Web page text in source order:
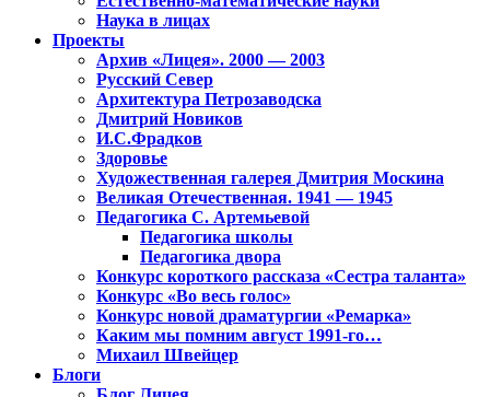
Наука в лицах
Проекты
Архив «Лицея». 2000 — 2003
Русский Север
Архитектура Петрозаводска
Дмитрий Новиков
И.С.Фрадков
Здоровье
Художественная галерея Дмитрия Москина
Великая Отечественная. 1941 — 1945
Педагогика С. Артемьевой
Педагогика школы
Педагогика двора
Конкурс короткого рассказа «Сестра таланта»
Конкурс «Во весь голос»
Конкурс новой драматургии «Ремарка»
Каким мы помним август 1991-го…
Михаил Швейцер
Блоги